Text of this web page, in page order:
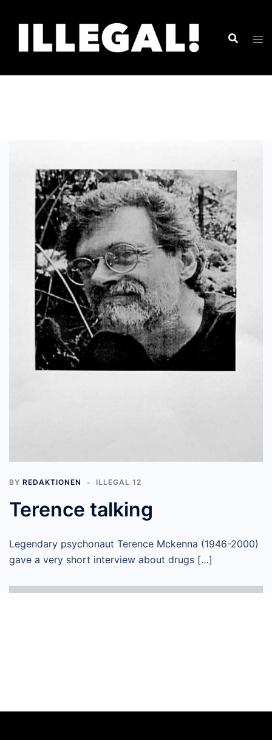
BY REDAKTIONEN ILLEGAL 12
Terence talking
Legendary psychonaut Terence Mckenna (1946-2000)
gave a very short interview about drugs […]